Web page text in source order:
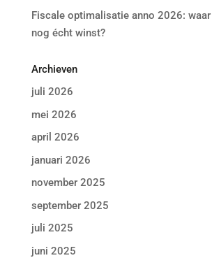
Fiscale optimalisatie anno 2026:
nog écht winst?
Archieven
juli 2026
mei 2026
april 2026
januari 2026
november 2025
september 2025
juli 2025
juni 2025